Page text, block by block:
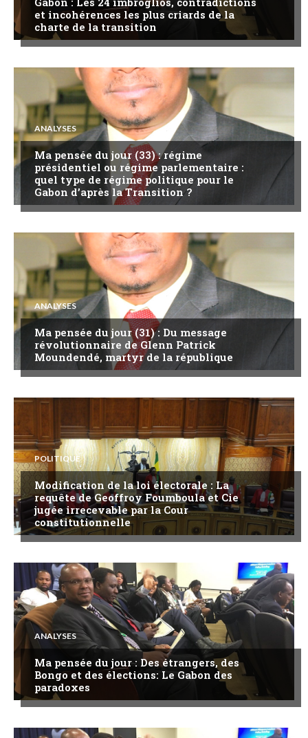
et incohérences les plus criards de la
charte de la transition
ANALYSES
Ma pensée du jour (33) : régime
présidentiel ou régime parlementaire :
quel type de régime politique pour le
Gabon d’après la Transition ?
ANALYSES
Ma pensée du jour (31) : Du message
révolutionnaire de Glenn Patrick
Moundendé, martyr de la république
POLITIQUE
Modification de la loi électorale : La
requête de Geoffroy Foumboula et Cie
jugée irrecevable par la Cour
constitutionnelle
ANALYSES
Ma pensée du jour : Des étrangers, des
Bongo et des élections: Le Gabon des
paradoxes